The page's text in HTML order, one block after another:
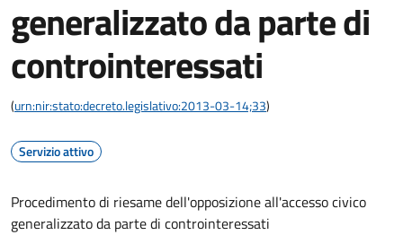
generalizzato da parte di
controinteressati
(urn:nir:stato:decreto.legislativo:2013-03-14;33)
Servizio attivo
Procedimento di riesame dell'opposizione all'accesso civico
generalizzato da parte di controinteressati